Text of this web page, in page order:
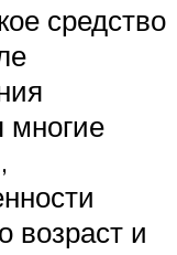
средство
многие
возраст и